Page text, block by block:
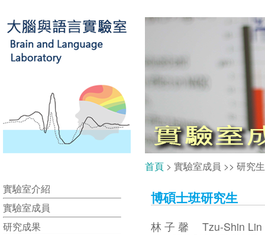
實驗室介紹
實驗室成員
研究成果
首頁 > 實驗室成員 >> 研究
博碩士班研究生
林 子 馨 Tzu-Shin Lin